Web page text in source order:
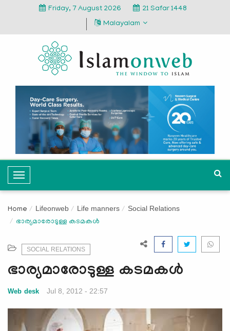
Friday, 7 August 2026
21 Safar 1448
Malayalam
T
o
g
l
a
v
i
a
t
Home Lifeonweb Life manners Social Relations
ഭാര്യമാരോടുള്ള കടമകള്‍
SOCIAL RELATIONS
ഭാര്യമാരോടുള്ള കടമകള്‍
Web desk Jul 8, 2012 - 22:57